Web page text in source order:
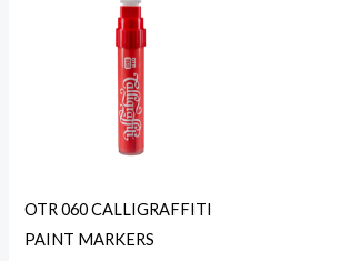
OTR 060 CALLIGRAFFITI
PAINT MARKERS